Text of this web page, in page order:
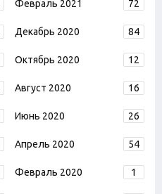
Февраль 2021 72
Декабрь 2020 84
Октябрь 2020 12
Август 2020 16
Июнь 2020 26
Апрель 2020 54
Февраль 2020 1